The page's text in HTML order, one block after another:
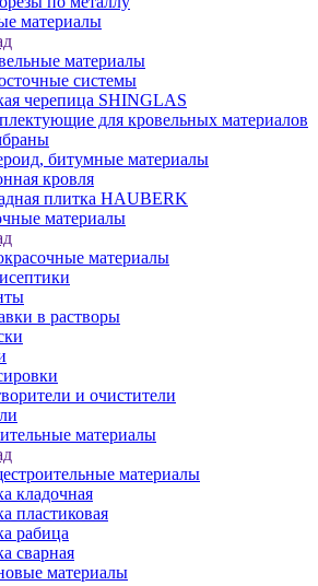
материалы
материалы
системы
черепица SHINGLAS
для кровельных материалов
битумные материалы
кровля
плитка HAUBERK
материалы
материалы
в растворы
и очистители
материалы
материалы
кладочная
пластиковая
рабица
сварная
материалы